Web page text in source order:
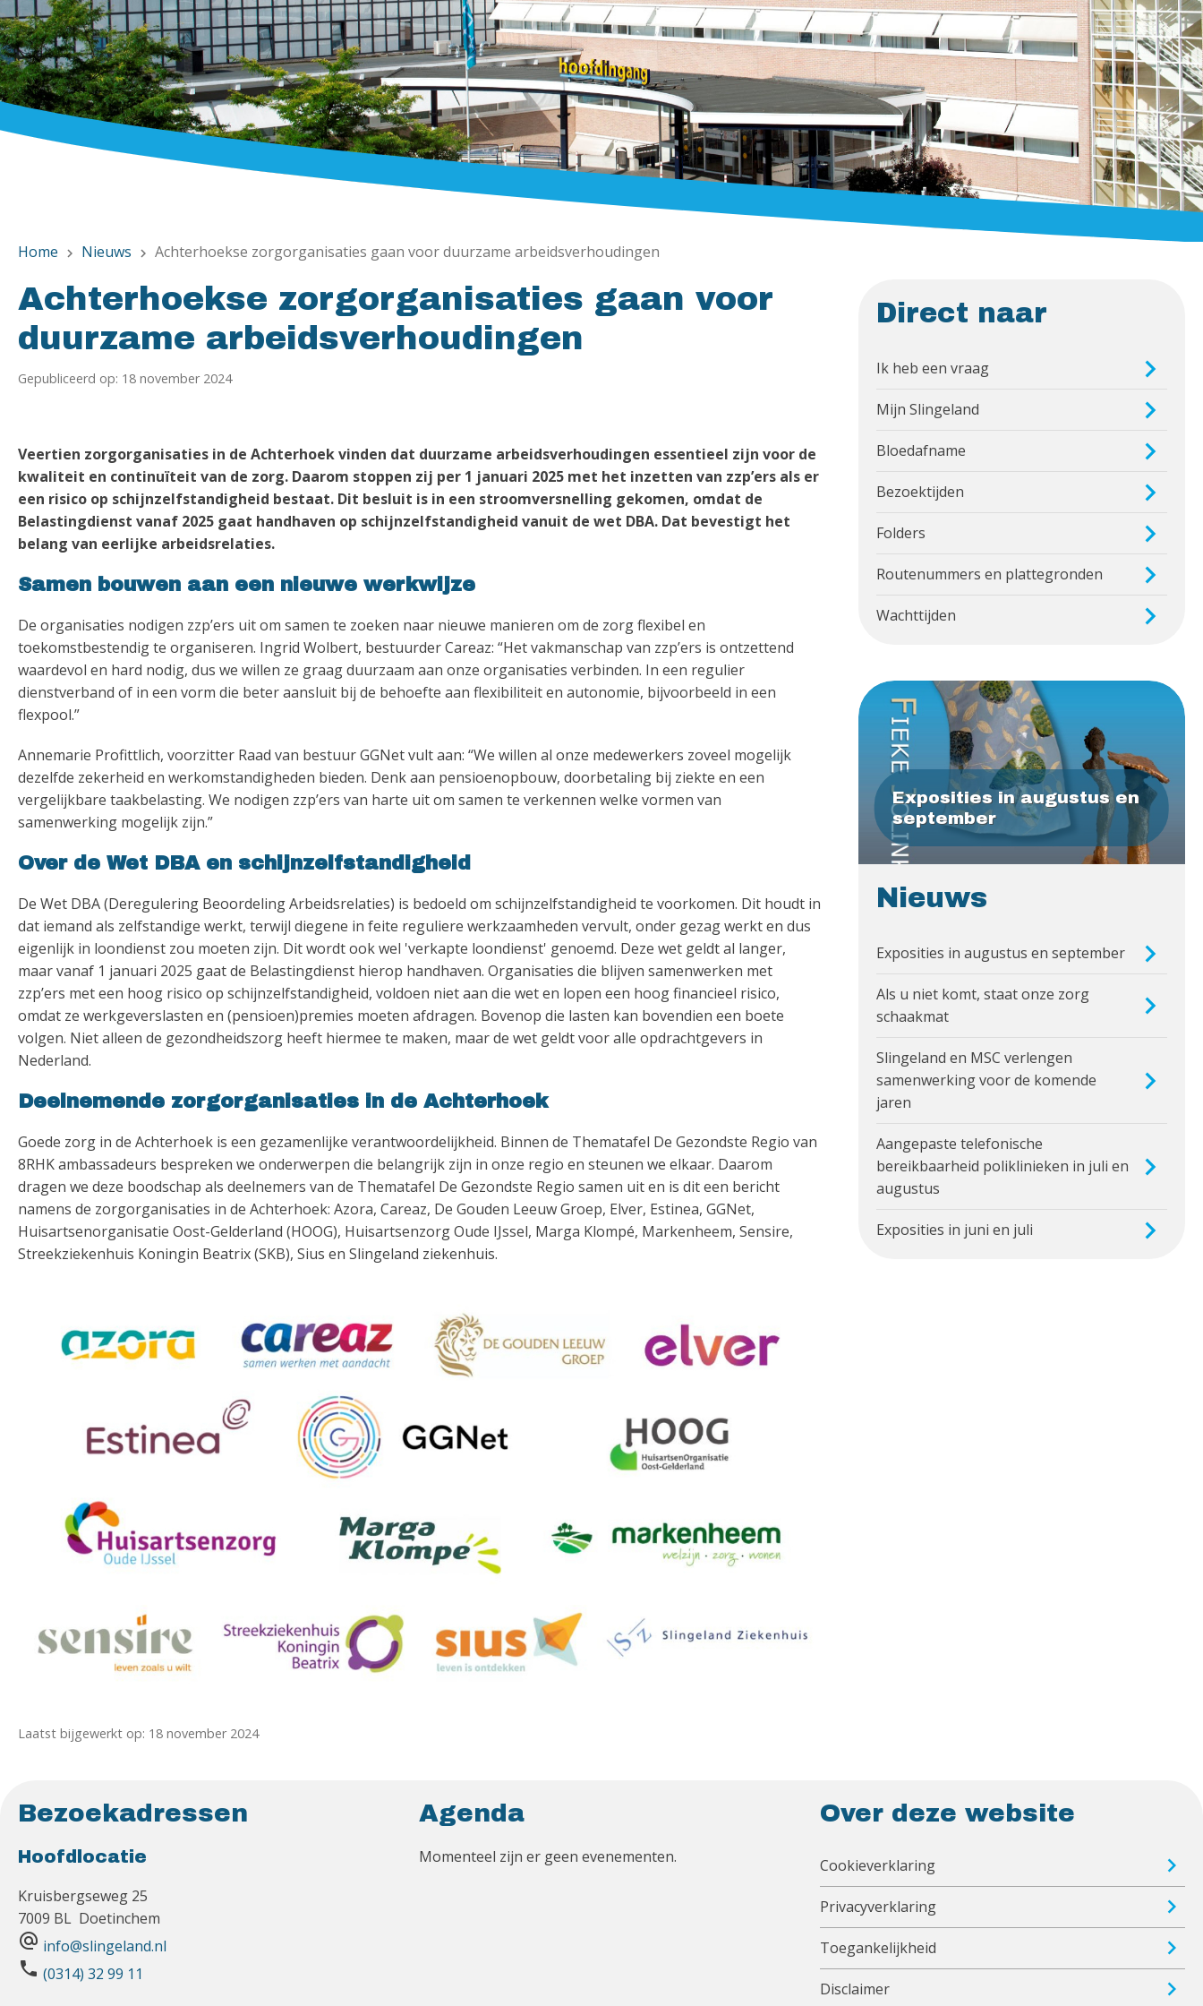
Home chevron_right Nieuws chevron_right Achterhoekse zorgorganisaties gaan voor duurzame arbeidsverhoudingen
Achterhoekse zorgorganisaties gaan voor
duurzame arbeidsverhoudingen
Gepubliceerd op: 18 november 2024
Veertien zorgorganisaties in de Achterhoek vinden dat duurzame arbeidsverhoudingen essentieel zijn voor de
kwaliteit en continuïteit van de zorg. Daarom stoppen zij per 1 januari 2025 met het inzetten van zzp’ers als er
een risico op schijnzelfstandigheid bestaat. Dit besluit is in een stroomversnelling gekomen, omdat de
Belastingdienst vanaf 2025 gaat handhaven op schijnzelfstandigheid vanuit de wet DBA. Dat bevestigt het
belang van eerlijke arbeidsrelaties.
Samen bouwen aan een nieuwe werkwijze
De organisaties nodigen zzp’ers uit om samen te zoeken naar nieuwe manieren om de zorg flexibel en
toekomstbestendig te organiseren. Ingrid Wolbert, bestuurder Careaz: “Het vakmanschap van zzp’ers is ontzettend
waardevol en hard nodig, dus we willen ze graag duurzaam aan onze organisaties verbinden. In een regulier
dienstverband of in een vorm die beter aansluit bij de behoefte aan flexibiliteit en autonomie, bijvoorbeeld in een
flexpool.”
Annemarie Profittlich, voorzitter Raad van bestuur GGNet vult aan: “We willen al onze medewerkers zoveel mogelijk
dezelfde zekerheid en werkomstandigheden bieden. Denk aan pensioenopbouw, doorbetaling bij ziekte en een
vergelijkbare taakbelasting. We nodigen zzp’ers van harte uit om samen te verkennen welke vormen van
samenwerking mogelijk zijn.”
Over de Wet DBA en schijnzelfstandigheid
De Wet DBA (Deregulering Beoordeling Arbeidsrelaties) is bedoeld om schijnzelfstandigheid te voorkomen. Dit houdt in
dat iemand als zelfstandige werkt, terwijl diegene in feite reguliere werkzaamheden vervult, onder gezag werkt en dus
eigenlijk in loondienst zou moeten zijn. Dit wordt ook wel 'verkapte loondienst' genoemd. Deze wet geldt al langer,
maar vanaf 1 januari 2025 gaat de Belastingdienst hierop handhaven. Organisaties die blijven samenwerken met
zzp’ers met een hoog risico op schijnzelfstandigheid, voldoen niet aan die wet en lopen een hoog financieel risico,
omdat ze werkgeverslasten en (pensioen)premies moeten afdragen. Bovenop die lasten kan bovendien een boete
volgen. Niet alleen de gezondheidszorg heeft hiermee te maken, maar de wet geldt voor alle opdrachtgevers in
Nederland.
Deelnemende zorgorganisaties in de Achterhoek
Goede zorg in de Achterhoek is een gezamenlijke verantwoordelijkheid. Binnen de Thematafel De Gezondste Regio van
8RHK ambassadeurs bespreken we onderwerpen die belangrijk zijn in onze regio en steunen we elkaar. Daarom
dragen we deze boodschap als deelnemers van de Thematafel De Gezondste Regio samen uit en is dit een bericht
namens de zorgorganisaties in de Achterhoek: Azora, Careaz, De Gouden Leeuw Groep, Elver, Estinea, GGNet,
Huisartsenorganisatie Oost-Gelderland (HOOG), Huisartsenzorg Oude IJssel, Marga Klompé, Markenheem, Sensire,
Streekziekenhuis Koningin Beatrix (SKB), Sius en Slingeland ziekenhuis.
Laatst bijgewerkt op: 18 november 2024
Direct naar
Ik heb een vraag
Mijn Slingeland
Bloedafname
Bezoektijden
Folders
Routenummers en plattegronden
Wachttijden
Exposities in augustus en
september
Nieuws
Exposities in augustus en september
Als u niet komt, staat onze zorg
schaakmat
Slingeland en MSC verlengen
samenwerking voor de komende
jaren
Aangepaste telefonische
bereikbaarheid poliklinieken in juli en
augustus
Exposities in juni en juli
Bezoekadressen
Hoofdlocatie
Kruisbergseweg 25
7009 BL Doetinchem
alternate_email info@slingeland.nl
phone (0314) 32 99 11
Agenda
Momenteel zijn er geen evenementen.
Over deze website
Cookieverklaring
Privacyverklaring
Toegankelijkheid
Disclaimer